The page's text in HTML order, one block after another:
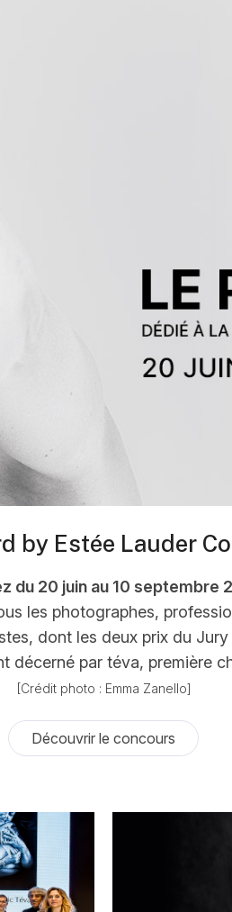
by Estée Lauder
du 20 juin au 10 septembre
les photographes,
dont les deux prix du
décerné par téva, première
[Crédit photo : Emma Zanello]
Découvrir le concours